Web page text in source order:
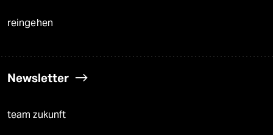
reingehen
Newsletter
team zukunft